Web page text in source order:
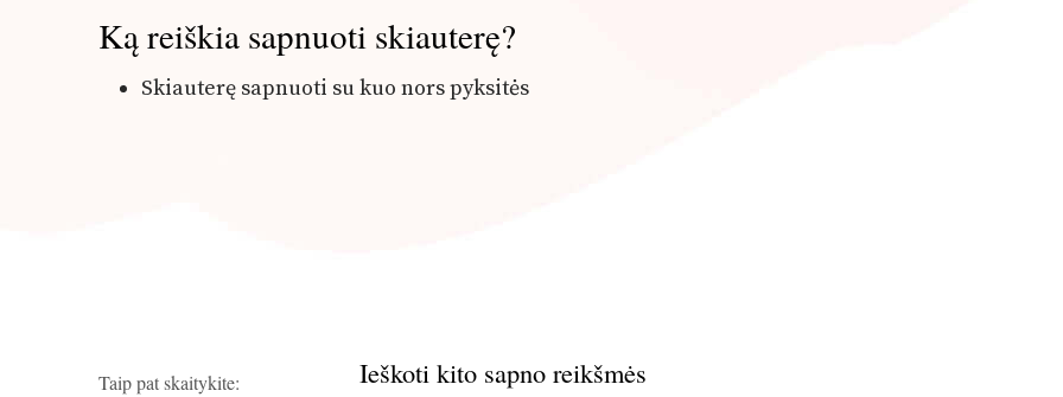
Ką reiškia sapnuoti skiauterę?
Skiauterę sapnuoti su kuo nors pyksitės
Taip pat skaitykite:
Ieškoti kito sapno reikšmės